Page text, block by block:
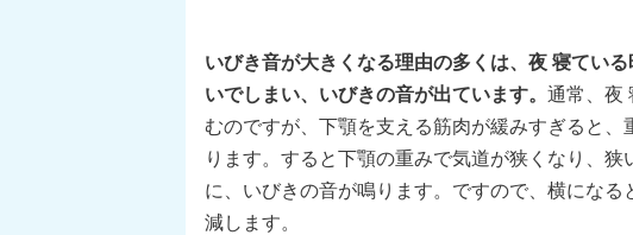
いびき音が大きくなる理由の多くは、夜 寝てい
いでしまい、いびきの音が出ています。 通常、夜
むのですが、下顎を支える筋肉が緩みすぎると
ります。すると下顎の重みで気道が狭くなり、
に、いびきの音が鳴ります。ですので、横にな
減します。